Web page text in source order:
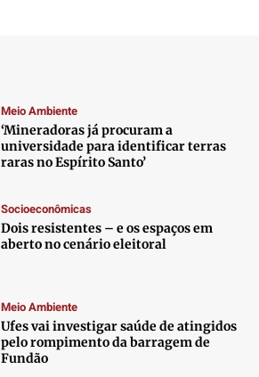
Meio Ambiente
‘Mineradoras já procuram a
universidade para identificar terras
raras no Espírito Santo’
Socioeconômicas
Dois resistentes – e os espaços em
aberto no cenário eleitoral
Meio Ambiente
Ufes vai investigar saúde de atingidos
pelo rompimento da barragem de
Fundão